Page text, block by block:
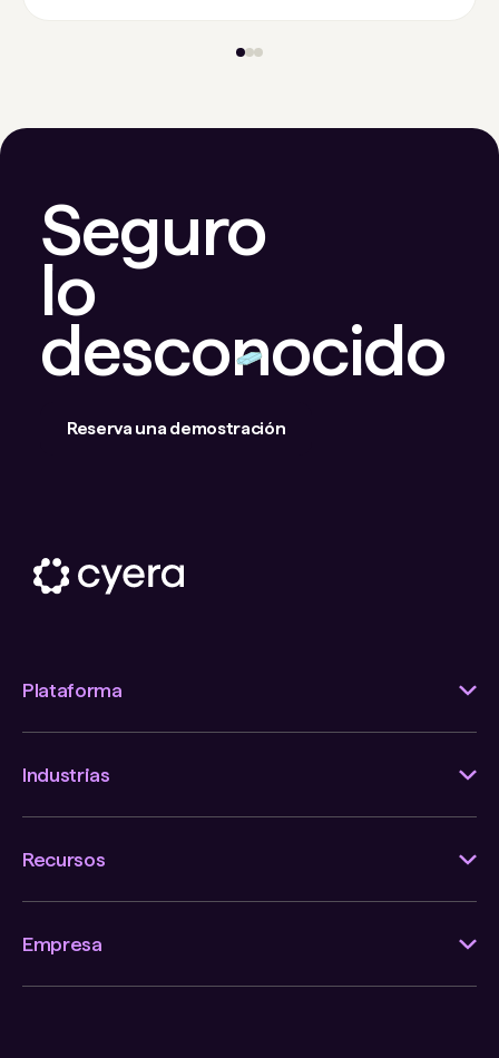
Seguro
lo
desconocido
Reserva una demostración
Plataforma
Industrias
Recursos
Empresa